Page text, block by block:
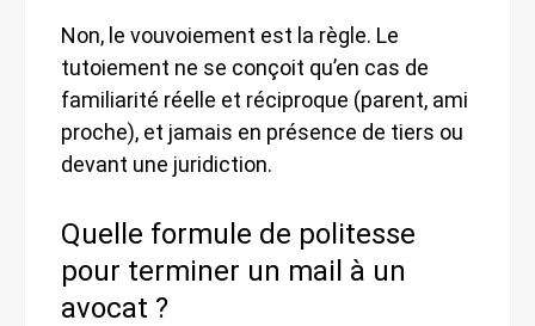
Non, le vouvoiement est la règle. Le
tutoiement ne se conçoit qu’en cas de
familiarité réelle et réciproque (parent, ami
proche), et jamais en présence de tiers ou
devant une juridiction.
Quelle formule de politesse
pour terminer un mail à un
avocat ?